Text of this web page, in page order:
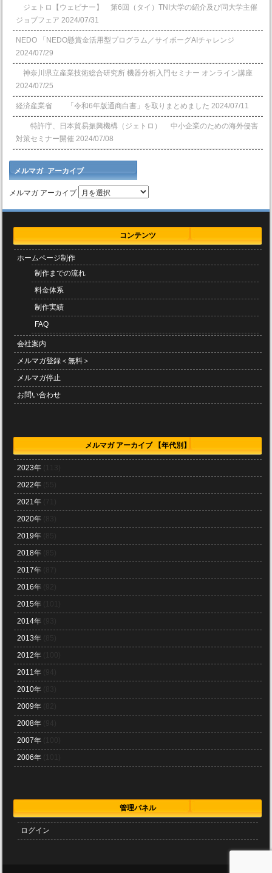
ジェトロ【ウェビナー】 第6回（タイ）TNI大学の紹介及び同大学主催
ジョブフェア 2024/07/31
NEDO 「NEDO懸賞⾦活⽤型プログラム／サイボーグAIチャレンジ
2024/07/29
神奈川県立産業技術総合研究所 機器分析入門セミナー オンライン講座
2024/07/25
経済産業省 「令和6年版通商白書」を取りまとめました 2024/07/11
特許庁、日本貿易振興機構（ジェトロ） 中小企業のための海外侵害
対策セミナー開催 2024/07/08
メルマガ アーカイブ
メルマガ アーカイブ
コンテンツ
ホームページ制作
制作までの流れ
料金体系
制作実績
FAQ
会社案内
メルマガ登録＜無料＞
メルマガ停止
お問い合わせ
メルマガ アーカイブ 【年代別】
2023年
2022年
2021年
2020年
2019年
2018年
2017年
2016年
2015年
2014年
2013年
2012年
2011年
2010年
2009年
2008年
2007年
2006年
管理パネル
ログイン